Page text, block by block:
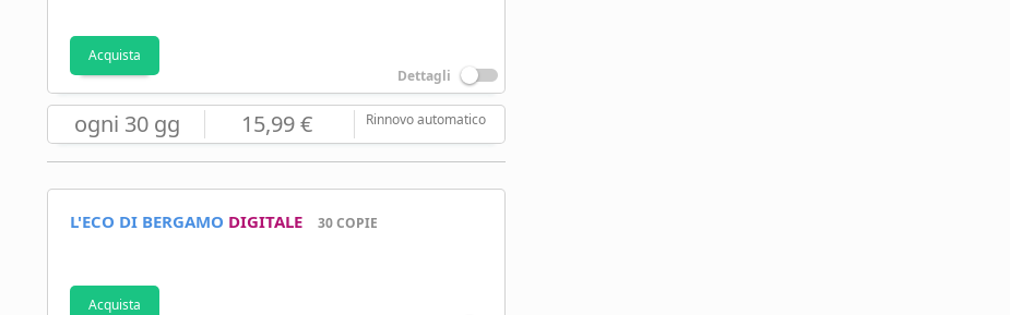
Acquista
Dettagli
ogni 30 gg 15,99 € Rinnovo automatico
L'ECO DI BERGAMO DIGITALE 30 COPIE
Acquista